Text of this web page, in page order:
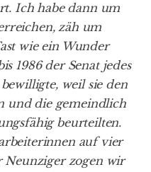
Ich habe dann um
zäh um
wie ein Wunder
1986 der Senat jedes
weil sie den
und die gemeindlich
beurteilten.
auf vier
Neunziger zogen wir